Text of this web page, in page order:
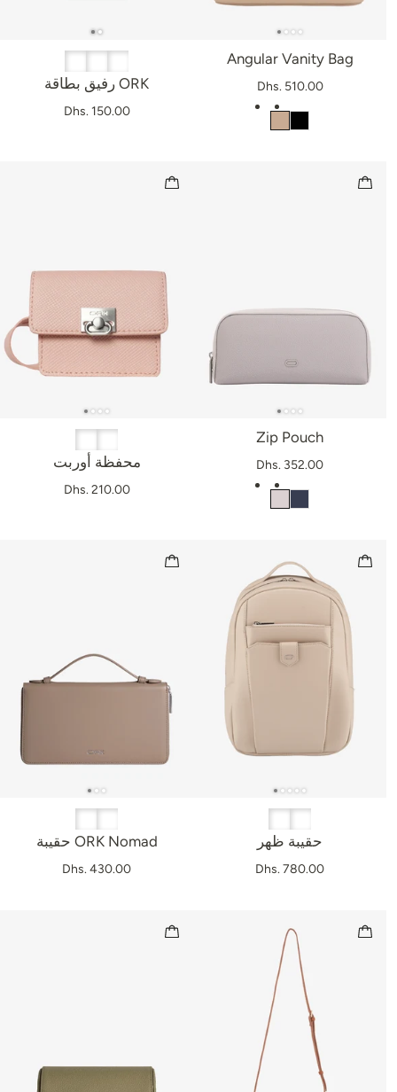
رفيق بطاقة ORK
Dhs. 150.00
Angular Vanity Bag
Dhs. 510.00
محفظة أوربت
Dhs. 210.00
Zip Pouch
Dhs. 352.00
حقيبة ORK Nomad
Dhs. 430.00
حقيبة ظهر
Dhs. 780.00